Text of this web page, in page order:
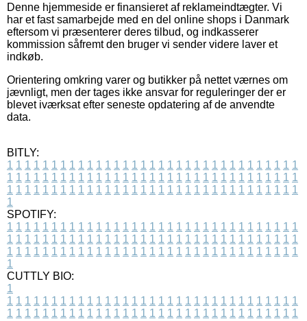
Denne hjemmeside er finansieret af reklameindtægter. Vi
har et fast samarbejde med en del online shops i Danmark
eftersom vi præsenterer deres tilbud, og indkasserer
kommission såfremt den bruger vi sender videre laver et
indkøb.
Orientering omkring varer og butikker på nettet værnes om
jævnligt, men der tages ikke ansvar for reguleringer der er
blevet iværksat efter seneste opdatering af de anvendte
data.
BITLY:
1 1 1 1 1 1 1 1 1 1 1 1 1 1 1 1 1 1 1 1 1 1 1 1 1 1 1 1 1 1 1 1 1
1 1 1 1 1 1 1 1 1 1 1 1 1 1 1 1 1 1 1 1 1 1 1 1 1 1 1 1 1 1 1 1 1
1 1 1 1 1 1 1 1 1 1 1 1 1 1 1 1 1 1 1 1 1 1 1 1 1 1 1 1 1 1 1 1 1
1
SPOTIFY:
1 1 1 1 1 1 1 1 1 1 1 1 1 1 1 1 1 1 1 1 1 1 1 1 1 1 1 1 1 1 1 1 1
1 1 1 1 1 1 1 1 1 1 1 1 1 1 1 1 1 1 1 1 1 1 1 1 1 1 1 1 1 1 1 1 1
1 1 1 1 1 1 1 1 1 1 1 1 1 1 1 1 1 1 1 1 1 1 1 1 1 1 1 1 1 1 1 1 1
1
CUTTLY BIO:
1
1 1 1 1 1 1 1 1 1 1 1 1 1 1 1 1 1 1 1 1 1 1 1 1 1 1 1 1 1 1 1 1 1
1 1 1 1 1 1 1 1 1 1 1 1 1 1 1 1 1 1 1 1 1 1 1 1 1 1 1 1 1 1 1 1 1